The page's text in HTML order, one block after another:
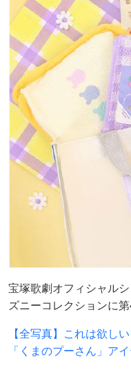
宝塚歌劇オフィシャル
ズニーコレクションに第
【全写真】これは欲し
「くまのプーさん」ア